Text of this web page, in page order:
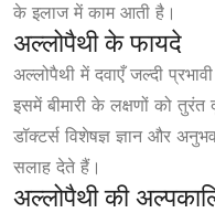
के इलाज में काम आती है।
अल्लोपैथी के फायदे
अल्लोपैथी में दवाएँ जल्दी
इसमें बीमारी के लक्षणों को
डॉक्टर्स विशेषज्ञ ज्ञान और
सलाह देते हैं।
अल्लोपैथी की